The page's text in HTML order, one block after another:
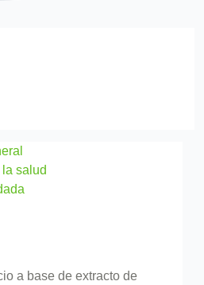
salud
a base de extracto de